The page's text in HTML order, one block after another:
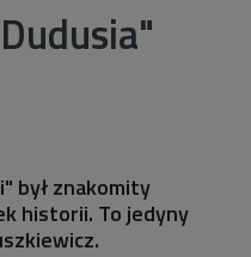
był znakomity
historii. To jedyny